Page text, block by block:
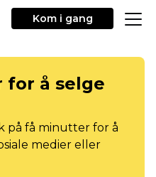
Kom i gang
å selge
på få minutter for å
medier eller